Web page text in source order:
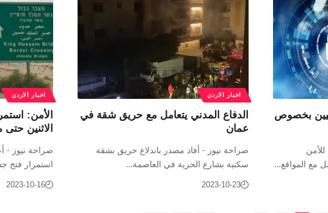
بخصوص
مع المواقع…
اخبار الاردن
الدفاع المدني يتعامل مع حريق شقة في
عمان
صراحة نيوز - أفاد مصدر باندلاع حريق بشقة
سكنية بشارع الحرية في العاصمة…
2023-10-23
اخبار الاردن
الأمن:
الاثنين حتى
صراحة نيوز -
استمرار فتح
2023-10-16